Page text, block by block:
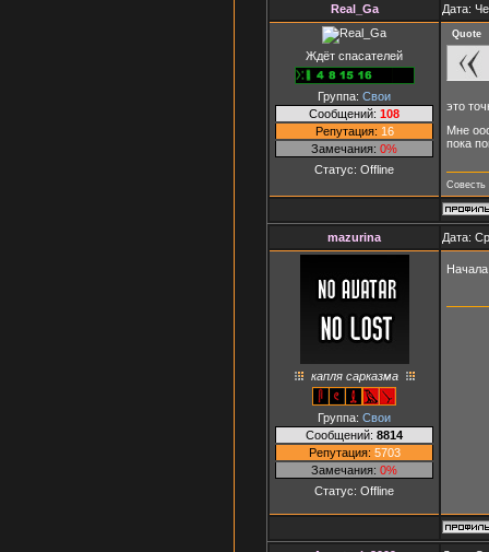
Real_Ga Дата:
Ждёт спасателей
Группа: Свои
Сообщений: 108
Репутация: 16
Замечания: 0%
Статус: Offline
Quote
это
Мне
пока
Совесть
mazurina Дата:
капля сарказма
Группа: Свои
Сообщений: 8814
Репутация: 5703
Замечания: 0%
Статус: Offline